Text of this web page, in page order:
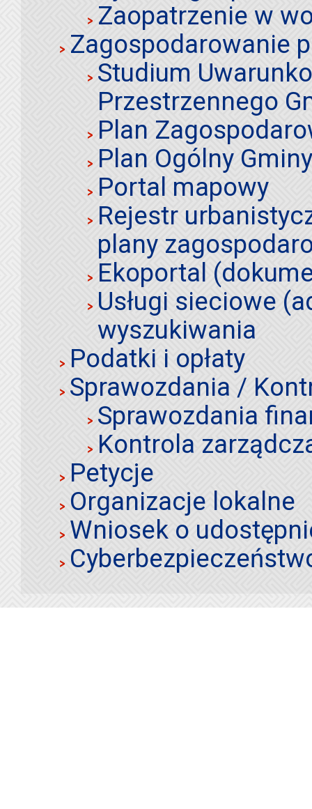
Zaopatrzenie w
Zagospodarowanie
Studium
Przestrzennego
Plan
Plan Ogólny
Portal mapowy
Rejestr
plany
Ekoportal
Usługi sieciowe
wyszukiwania
Podatki i opłaty
Sprawozdania /
Sprawozdania
Kontrola
Petycje
Organizacje lokalne
Wniosek o